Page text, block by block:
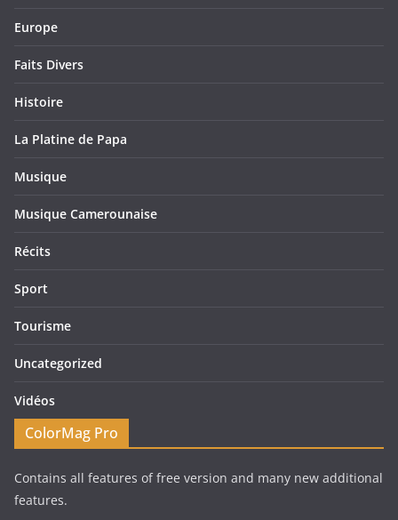
Europe
Faits Divers
Histoire
La Platine de Papa
Musique
Musique Camerounaise
Récits
Sport
Tourisme
Uncategorized
Vidéos
ColorMag Pro
Contains all features of free version and many new additional
features.